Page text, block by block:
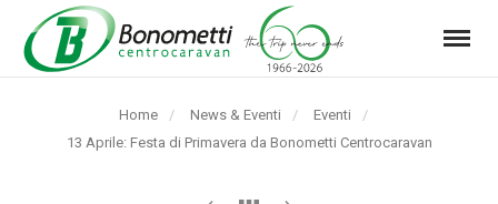
Automarket
Menu
Home News & Eventi
Eventi
Pagina
13 Aprile: Festa di Primavera da Bonometti Centrocaravan